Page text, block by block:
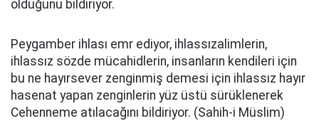
olduğunu bildiriyor.
Peygamber ihlası emr ediyor, ihlassızalimlerin,
ihlassız sözde mücahidlerin, insanların kendileri için
bu ne hayırsever zenginmiş demesi için ihlassız hayır
hasenat yapan zenginlerin yüz üstü sürüklenerek
Cehenneme atılacağını bildiriyor. (Sahih-i Müslim)